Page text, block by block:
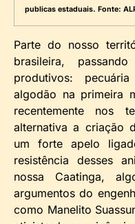
publicas estaduais. Fonte:
Parte do nosso
brasileira,
produtivos:
algodão na primeira
recentemente nos
alternativa a criação
um forte apelo
resistência desses
nossa Caatinga,
argumentos do
como Manelito